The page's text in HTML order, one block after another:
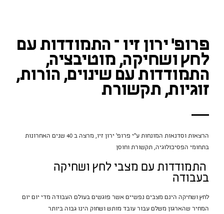
פרופ' ירון זיו – התמודדות עם
לחץ ושחיקה, מוטיבציה,
התמודדות עם שינוים, הורות,
זוגיות, תקשורת
הרצאות וסדנאות המונחות ע"י פרופ' ירון זיו, מרצה ב 40 שנים האחרונות
בתחומי הפסיכולוגיה, תקשורת וחוסן
התמודדות עם מצבי לחץ ושחיקה
בעבודה
לחץ ושחיקה הינם מצבים נפשיים אשר פוגשים בעולם העבודה מדי יום יום
המחיר שהארגון משלם עבור עובד מותש ושחוק הינו גבוה ביותר